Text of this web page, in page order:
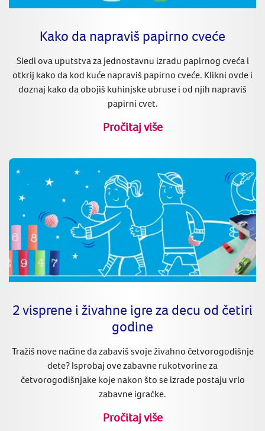
Kako da napraviš papirno cveće
Sledi ova uputstva za jednostavnu izradu papirnog cveća i
otkrij kako da kod kuće napraviš papirno cveće. Klikni ovde i
doznaj kako da obojiš kuhinjske ubruse i od njih napraviš
papirni cvet.
Pročitaj više
2 visprene i živahne igre za decu od četiri
godine
Tražiš nove načine da zabaviš svoje živahno četvorogodišnje
dete? Isprobaj ove zabavne rukotvorine za
četvorogodišnjake koje nakon što se izrade postaju vrlo
zabavne igračke.
Pročitaj više